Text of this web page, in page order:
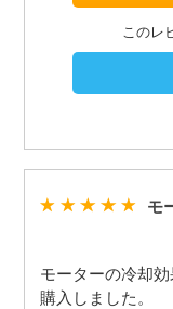
このレ
モ
モーターの冷却
購入しました。